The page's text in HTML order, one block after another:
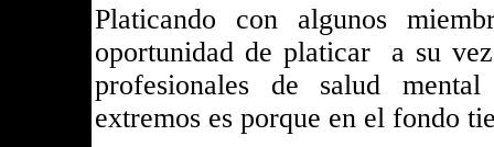
Platicando con algunos
oportunidad de platicar a su
profesionales de salud
extremos es porque en el fondo